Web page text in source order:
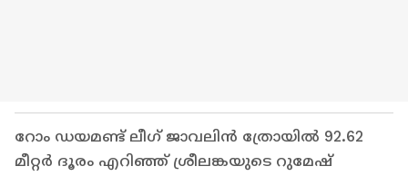
റോം ഡയമണ്ട് ലീഗ് ജാവലിന്‍ ത്രോയില്‍ 92.62
മീറ്റര്‍ ദൂരം എറിഞ്ഞ് ശ്രീലങ്കയുടെ റുമേഷ്